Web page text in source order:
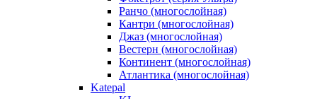
Ранчо (многослойная)
Кантри (многослойная)
Джаз (многослойная)
Вестерн (многослойная)
Континент (многослойная)
Атлантика (многослойная)
Katepal